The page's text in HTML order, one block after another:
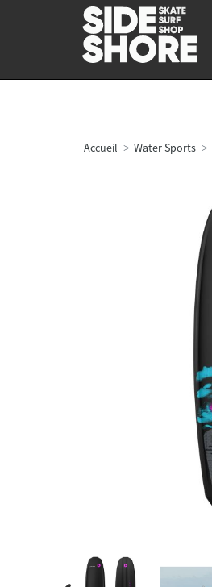
Accueil Water Sports